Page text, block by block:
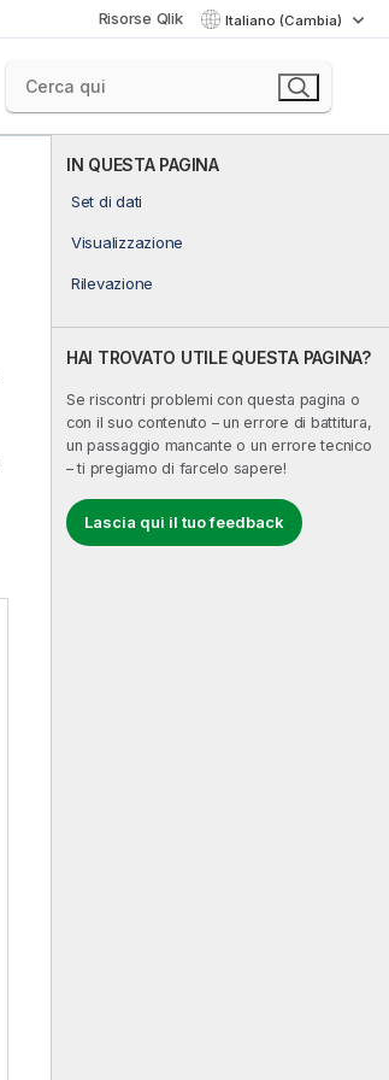
Risorse Qlik Italiano (Cambia)
IN QUESTA PAGINA
Set di dati
Visualizzazione
Rilevazione
HAI TROVATO UTILE QUESTA PAGINA?
Se riscontri problemi con questa pagina o
con il suo contenuto – un errore di battitura,
un passaggio mancante o un errore tecnico
– ti pregiamo di farcelo sapere!
Lascia qui il tuo feedback